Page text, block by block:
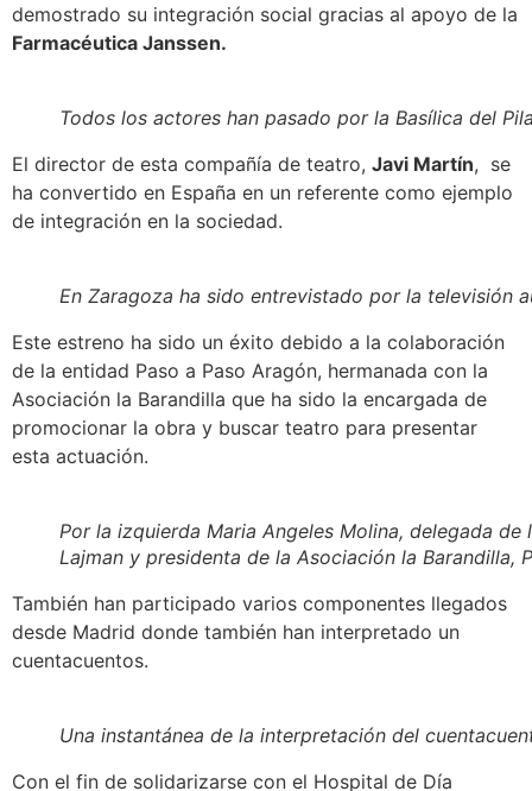
demostrado su integración social gracias al apoyo de la
Farmacéutica Janssen.
Todos los actores han pasado por la Basílica del
El director de esta compañía de teatro, Javi Martín, se
ha convertido en España en un referente como ejemplo
de integración en la sociedad.
En Zaragoza ha sido entrevistado por la televisión
Este estreno ha sido un éxito debido a la colaboración
de la entidad Paso a Paso Aragón, hermanada con la
Asociación la Barandilla que ha sido la encargada de
promocionar la obra y buscar teatro para presentar
esta actuación.
Por la izquierda Maria Angeles Molina, delegada
Lajman y presidenta de la Asociación la Barandilla,
También han participado varios componentes llegados
desde Madrid donde también han interpretado un
cuentacuentos.
Una instantánea de la interpretación del
Con el fin de solidarizarse con el Hospital de Día